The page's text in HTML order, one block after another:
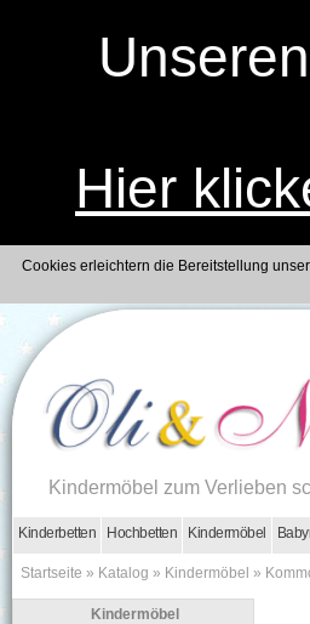
Hier
Cookies erleichtern die Bereitstellung
Kindermöbel zum Verlieben
Kinderbetten Hochbetten Kindermöbel
Startseite » Katalog » Kindermöbel »
Kindermöbel